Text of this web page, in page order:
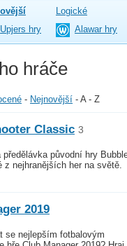
Logické
Upjers hry Alawar hry
hráče
- Nejnovější - A - Z
Classic 3
předělávka původní hry
z nejhranějších her na světě.
2019
se nejlepším fotbalovým